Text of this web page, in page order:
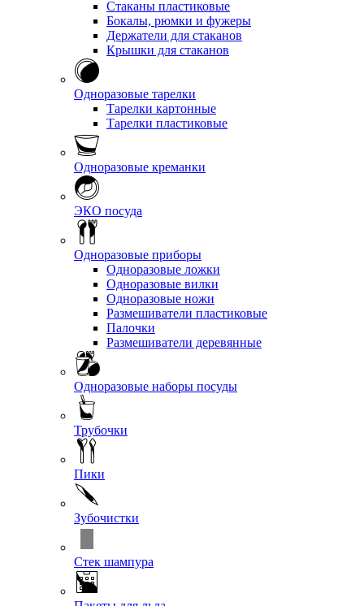
Стаканы пластиковые
Бокалы, рюмки и фужеры
Держатели для стаканов
Крышки для стаканов
Одноразовые тарелки
Тарелки картонные
Тарелки пластиковые
Одноразовые креманки
ЭКО посуда
Одноразовые приборы
Одноразовые ложки
Одноразовые вилки
Одноразовые ножи
Размешиватели пластиковые
Палочки
Размешиватели деревянные
Одноразовые наборы посуды
Трубочки
Пики
Зубочистки
Стек шампура